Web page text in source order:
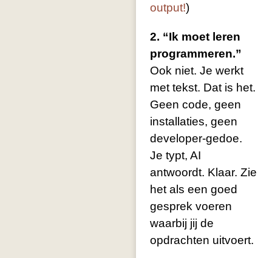
output!)
2. “Ik moet leren
programmeren.”
Ook niet. Je werkt
met tekst. Dat is het.
Geen code, geen
installaties, geen
developer-gedoe.
Je typt, AI
antwoordt. Klaar. Zie
het als een goed
gesprek voeren
waarbij jij de
opdrachten uitvoert.